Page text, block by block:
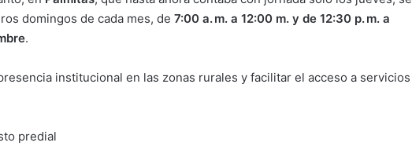
domingos de cada mes, de 7:00 a. m. a 12:00 m. y de 12:30 p. m. a
.
institucional en las zonas rurales y facilitar el acceso a servicios
predial